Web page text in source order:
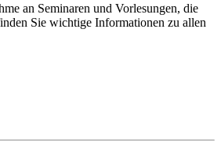
an Seminaren und Vorlesungen, die
Sie wichtige Informationen zu allen